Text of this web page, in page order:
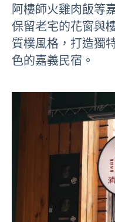
阿樓師火雞肉飯等
保留老宅的花窗與
質樸風格，打造獨
色的嘉義民宿。